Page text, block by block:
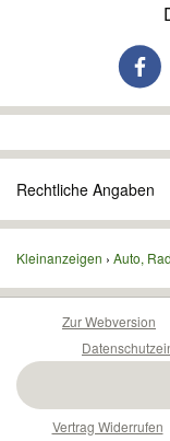
Rechtliche Angaben
Kleinanzeigen Auto,
Zur Webversion
Vertrag Widerrufen